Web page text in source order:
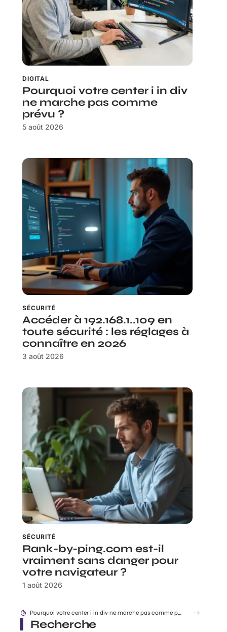
DIGITAL
Pourquoi votre center i in div
ne marche pas comme
prévu ?
5 août 2026
SÉCURITÉ
Accéder à 192.168.1..109 en
toute sécurité : les réglages à
connaître en 2026
3 août 2026
SÉCURITÉ
Rank-by-ping.com est-il
vraiment sans danger pour
votre navigateur ?
1 août 2026
Accéder à 192.168.1..109 en toute sécurité : les réglages à connaître en 2026
Recherche